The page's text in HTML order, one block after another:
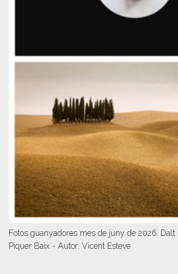
Fotos guanyadores mes de juny de 2026.
Piquer Baix - Autor: Vicent Esteve